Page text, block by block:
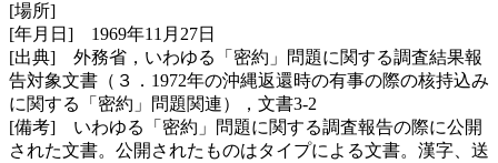
[場所]
[年月日] 1969年11月27日
[出典] 外務省，いわゆる「密約」問題に関する調査結果報
告対象文書（３．1972年の沖縄返還時の有事の際の核持込み
に関する「密約」問題関連），文書3-2
[備考] いわゆる「密約」問題に関する調査報告の際に公開
された文書。公開されたものはタイプによる文書。漢字、送